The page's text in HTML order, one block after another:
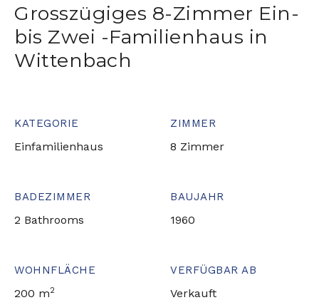
Grosszügiges 8-Zimmer Ein-
bis Zwei -Familienhaus in
Wittenbach
KATEGORIE
Einfamilienhaus
ZIMMER
8 Zimmer
BADEZIMMER
2 Bathrooms
BAUJAHR
1960
WOHNFLÄCHE
200 m2
VERFÜGBAR AB
Verkauft